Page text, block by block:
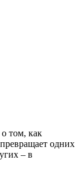
том, как
одних
– в